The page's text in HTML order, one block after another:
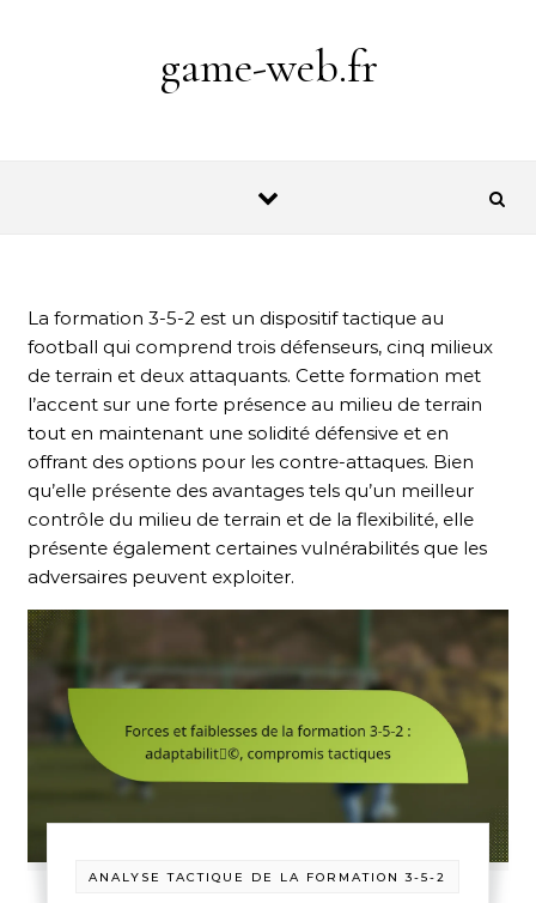
game-web.fr
La formation 3-5-2 est un dispositif tactique au
football qui comprend trois défenseurs, cinq milieux
de terrain et deux attaquants. Cette formation met
l’accent sur une forte présence au milieu de terrain
tout en maintenant une solidité défensive et en
offrant des options pour les contre-attaques. Bien
qu’elle présente des avantages tels qu’un meilleur
contrôle du milieu de terrain et de la flexibilité, elle
présente également certaines vulnérabilités que les
adversaires peuvent exploiter.
ANALYSE TACTIQUE DE LA FORMATION 3-5-2